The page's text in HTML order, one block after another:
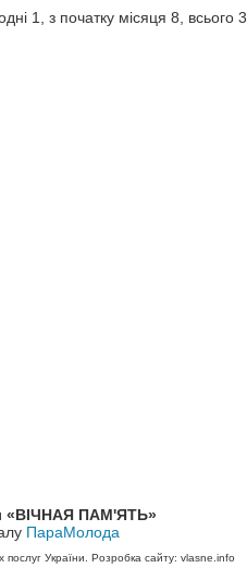
1, з початку місяця 8, всього
«ВІЧНАЯ ПАМ'ЯТЬ»
ПараМолода
послуг України. Розробка сайту: vlasne.info